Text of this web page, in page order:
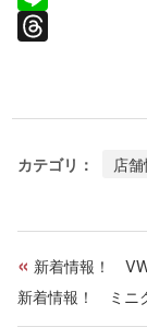
c
o
L
e
r
a
カテゴリ： 店
« 新着情報！
新着情報！ ミニ